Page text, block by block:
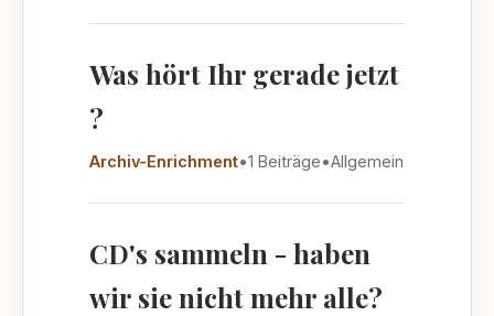
Was hört Ihr gerade jetzt
?
Archiv-Enrichment•1 Beiträge•Allgemein
CD's sammeln - haben
wir sie nicht mehr alle?